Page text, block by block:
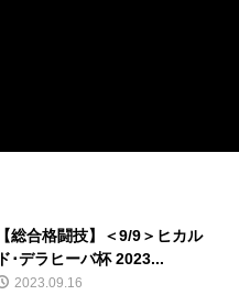
【総合格闘技】＜9/9＞ヒカル
ド･デラヒーバ杯 2023...
2023.09.16